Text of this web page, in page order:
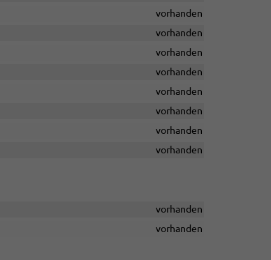
vorhanden
vorhanden
vorhanden
vorhanden
vorhanden
vorhanden
vorhanden
vorhanden
vorhanden
vorhanden